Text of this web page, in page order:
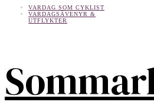
VARDAG SOM CYKLIST
VARDAGSÄVENYR &
UTFLYKTER